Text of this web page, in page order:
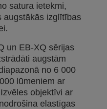
satura ietekmi,
augstākās izglītības
un EB-XQ sērijas
augstām
no 6 000
lūmeniem ar
objektīvi ar
elastīgas